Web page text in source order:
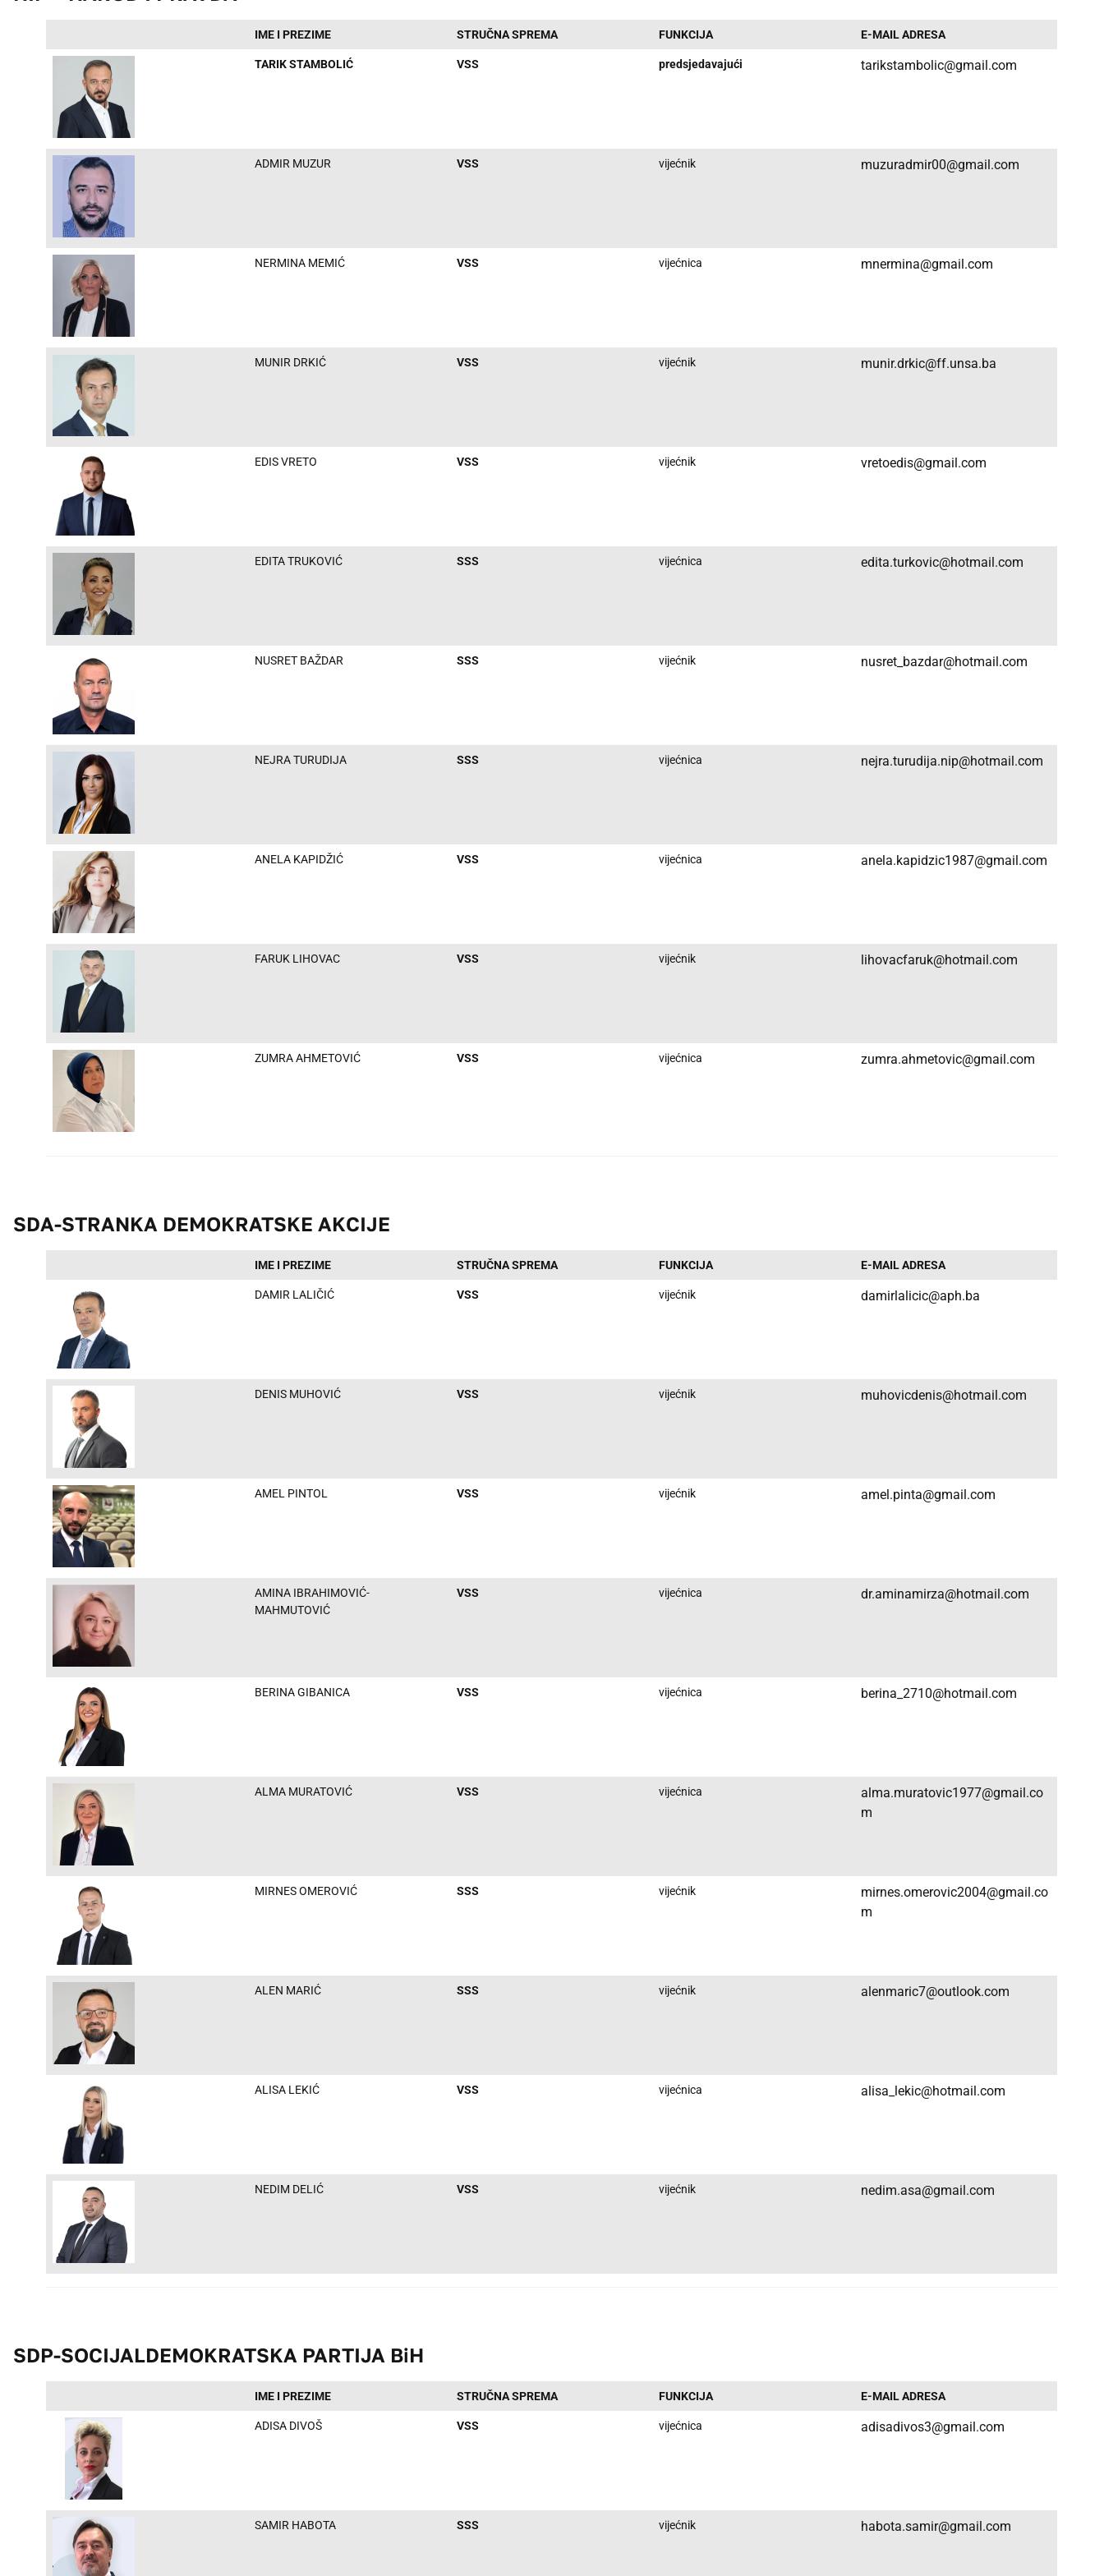
IME I PREZIME STRUČNA SPREMA FUNKCIJA E-MAIL ADRESA
TARIK STAMBOLIĆ VSS predsjedavajući tarikstambolic@gmail.com
ADMIR MUZUR VSS vijećnik muzuradmir00@gmail.com
NERMINA MEMIĆ VSS vijećnica mnermina@gmail.com
MUNIR DRKIĆ VSS vijećnik munir.drkic@ff.unsa.ba
EDIS VRETO VSS vijećnik vretoedis@gmail.com
EDITA TRUKOVIĆ SSS vijećnica edita.turkovic@hotmail.com
NUSRET BAŽDAR SSS vijećnik nusret_bazdar@hotmail.com
NEJRA TURUDIJA SSS vijećnica nejra.turudija.nip@hotmail.com
ANELA KAPIDŽIĆ VSS vijećnica anela.kapidzic1987@gmail.com
FARUK LIHOVAC VSS vijećnik lihovacfaruk@hotmail.com
ZUMRA AHMETOVIĆ VSS vijećnica zumra.ahmetovic@gmail.com
SDA-STRANKA DEMOKRATSKE AKCIJE
IME I PREZIME STRUČNA SPREMA FUNKCIJA E-MAIL ADRESA
DAMIR LALIČIĆ VSS vijećnik damirlalicic@aph.ba
DENIS MUHOVIĆ VSS vijećnik muhovicdenis@hotmail.com
AMEL PINTOL VSS vijećnik amel.pinta@gmail.com
AMINA IBRAHIMOVIĆ-
MAHMUTOVIĆ
VSS vijećnica dr.aminamirza@hotmail.com
BERINA GIBANICA VSS vijećnica berina_2710@hotmail.com
ALMA MURATOVIĆ VSS vijećnica
alma.muratovic1977@gmail.co
m
MIRNES OMEROVIĆ SSS vijećnik
mirnes.omerovic2004@gmail.co
m
ALEN MARIĆ SSS vijećnik alenmaric7@outlook.com
ALISA LEKIĆ VSS vijećnica alisa_lekic@hotmail.com
NEDIM DELIĆ VSS vijećnik nedim.asa@gmail.com
SDP-SOCIJALDEMOKRATSKA PARTIJA BiH
IME I PREZIME STRUČNA SPREMA FUNKCIJA E-MAIL ADRESA
ADISA DIVOŠ VSS vijećnica adisadivos3@gmail.com
SAMIR HABOTA SSS vijećnik habota.samir@gmail.com